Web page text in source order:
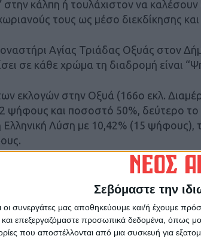
Σεβόμαστε την
οι συνεργάτες μας αποθηκεύουμε και/ή έχουμε
επεξεργαζόμαστε προσωπικά δεδομένα, όπως
που αποστέλλονται από μια συσκευή για
κάλπη ή τουλάχιστον να καλέσουν
τους ως μέσο διεκδίκησης και
Αγίας Τριάδας Οξυάς στον
σε κάθε χρώμα τη διαδρομή είναι
εκλογών στην Οξυά (166ο εκλ.
ψήφους και ποσοστό 50%, δεύτερο
Λύση με 10,42% (15 ψήφους),
διαμέρισμα) πρώτη ήταν η Νέα
ο ΣΥΡΙΖΑ με 14,66 και 17 ψήφους,
η Ελληνική Λύση με 12,07% και 14